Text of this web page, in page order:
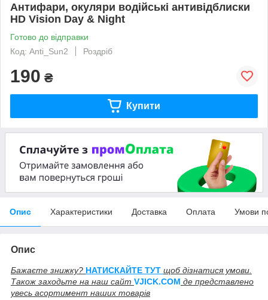
Антифари, окуляри водійські антивідблиски
HD Vision Day & Night
Готово до відправки
Код: Anti_Sun2
Роздріб
190 ₴
Купити
Опис Характеристики Доставка Оплата Умови
Опис
Бажаєте знижку? НАТИСКАЙТЕ ТУТ щоб дізнатися умови.
Також заходьте на наш сайт VJICK.COM де представлено
увесь асортимент наших товарів